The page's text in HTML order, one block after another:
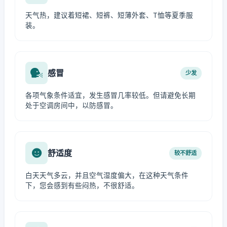
天气热，建议着短裙、短裤、短薄外套、T恤等夏季服
装。
感冒 少发
各项气象条件适宜，发生感冒几率较低。但请避免长期
处于空调房间中，以防感冒。
舒适度 较不舒适
白天天气多云，并且空气湿度偏大，在这种天气条件
下，您会感到有些闷热，不很舒适。